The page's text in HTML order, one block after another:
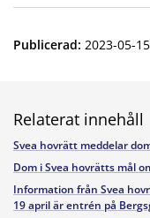
Publicerad: 2023-05-
Relaterat innehåll
Svea hovrätt meddelar
Dom i Svea hovrätts mål
Information från Svea
19 april är entrén på